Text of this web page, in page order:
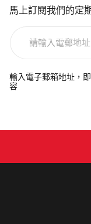
馬上訂閱我們的定
電
郵
輸入電子郵箱地址，
容